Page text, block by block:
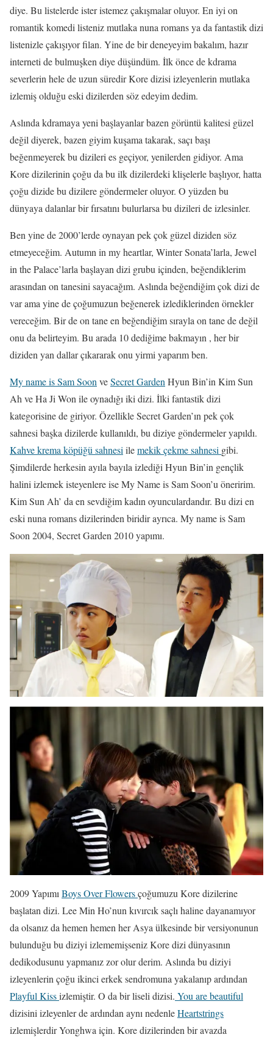
diye. Bu listelerde ister istemez çakışmalar oluyor. En iyi on
romantik komedi listeniz mutlaka nuna romans ya da fantastik dizi
listenizle çakışıyor filan. Yine de bir deneyeyim bakalım, hazır
interneti de bulmuşken diye düşündüm. İlk önce de kdrama
severlerin hele de uzun süredir Kore dizisi izleyenlerin mutlaka
izlemiş olduğu eski dizilerden söz edeyim dedim.
Aslında kdramaya yeni başlayanlar bazen görüntü kalitesi güzel
değil diyerek, bazen giyim kuşama takarak, saçı başı
beğenmeyerek bu dizileri es geçiyor, yenilerden gidiyor. Ama
Kore dizilerinin çoğu da bu ilk dizilerdeki klişelerle başlıyor, hatta
çoğu dizide bu dizilere göndermeler oluyor. O yüzden bu
dünyaya dalanlar bir fırsatını bulurlarsa bu dizileri de izlesinler.
Ben yine de 2000’lerde oynayan pek çok güzel diziden söz
etmeyeceğim. Autumn in my heartlar, Winter Sonata’larla, Jewel
in the Palace’larla başlayan dizi grubu içinden, beğendiklerim
arasından on tanesini sayacağım. Aslında beğendiğim çok dizi de
var ama yine de çoğumuzun beğenerek izlediklerinden örnekler
vereceğim. Bir de on tane en beğendiğim sırayla on tane de değil
onu da belirteyim. Bu arada 10 dediğime bakmayın , her bir
diziden yan dallar çıkararak onu yirmi yaparım ben.
My name is Sam Soon veSecret Garden Hyun Bin’in Kim Sun
Ah ve Ha Ji Won ile oynadığı iki dizi. İlki fantastik dizi
kategorisine de giriyor. Özellikle Secret Garden’ın pek çok
sahnesi başka dizilerde kullanıldı, bu diziye göndermeler yapıldı.
Kahve krema köpüğü sahnesi ilemekik çekme sahnesi gibi.
Şimdilerde herkesin ayıla bayıla izlediği Hyun Bin’in gençlik
halini izlemek isteyenlere ise My Name is Sam Soon’u öneririm.
Kim Sun Ah’ da en sevdiğim kadın oyunculardandır. Bu dizi en
eski nuna romans dizilerinden biridir ayrıca. My name is Sam
Soon 2004, Secret Garden 2010 yapımı.
2009 YapımıBoys Over Flowersçoğumuzu Kore dizilerine
başlatan dizi. Lee Min Ho’nun kıvırcık saçlı haline dayanamıyor
da olsanız da hemen hemen her Asya ülkesinde bir versiyonunun
bulunduğu bu diziyi izlememişseniz Kore dizi dünyasının
dedikodusunu yapmanız zor olur derim. Aslında bu diziyi
izleyenlerin çoğu ikinci erkek sendromuna yakalanıp ardından
Playful Kissizlemiştir. O da bir liseli dizisi. You are beautiful
dizisini izleyenler de ardından aynı nedenleHeartstrings
izlemişlerdir Yonghwa için. Kore dizilerinden bir avazda